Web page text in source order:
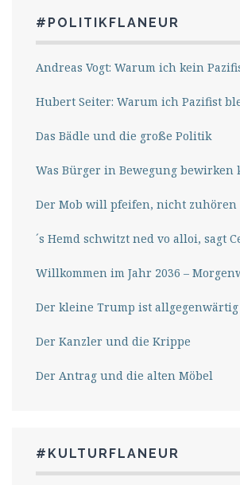
#POLITIKFLANEUR
Andreas Vogt: Warum ich kein
Hubert Seiter: Warum ich Pazifist
Das Bädle und die große Politik
Was Bürger in Bewegung bewirken
Der Mob will pfeifen, nicht zuhören
´s Hemd schwitzt ned vo alloi, sagt
Willkommen im Jahr 2036 –
Der kleine Trump ist allgegenwärtig
Der Kanzler und die Krippe
Der Antrag und die alten Möbel
#KULTURFLANEUR